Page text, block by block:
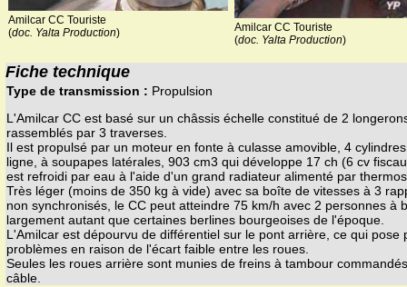
Amilcar CC Touriste
(doc. Yalta Production)
Amilcar CC Touriste
(doc. Yalta Production)
Fiche technique
Type de transmission : Propulsion
L'Amilcar CC est basé sur un châssis échelle constitué de 2
rassemblés par 3 traverses.
Il est propulsé par un moteur en fonte à culasse amovible, 4
ligne, à soupapes latérales, 903 cm3 qui développe 17 ch (6 cv
est refroidi par eau à l'aide d'un grand radiateur alimenté par
Très léger (moins de 350 kg à vide) avec sa boîte de vitesses à 3
non synchronisés, le CC peut atteindre 75 km/h avec 2 personnes à
largement autant que certaines berlines bourgeoises de l'époque.
L'Amilcar est dépourvu de différentiel sur le pont arrière, ce qui pose
problèmes en raison de l'écart faible entre les roues.
Seules les roues arrière sont munies de freins à tambour
câble.